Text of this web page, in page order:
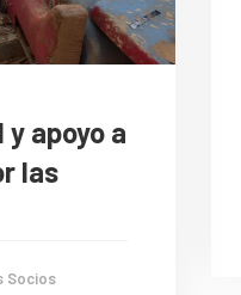
apoyo a
las
Socios